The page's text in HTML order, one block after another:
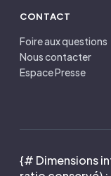
CONTACT
Foire aux questions
Nous contacter
Espace Presse
{# Dimensions